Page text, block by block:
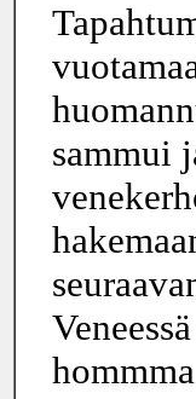
sammui